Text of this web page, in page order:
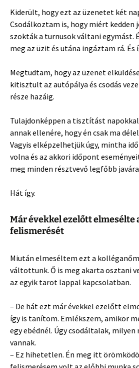
Kiderült, hogy ezt az üzenetet két
Csodálkoztam is, hogy miért kedden
szokták a turnusok váltani egymást.
meg az üzit és utána ingáztam rá.
Megtudtam, hogy az üzenet
kitisztult az autópálya és csodás
része hazáig.
Tulajdonképpen a tisztítást
annak ellenére, hogy én csak ma
Vagyis elképzelhetjük úgy, mintha
volna és az akkori időpont
meg minden résztvevő legfőbb
Hát így.
Már évekkel ezelőtt elmesélte
felismerését
Miután elmeséltem ezt a
váltottunk. Ő is meg akarta osztani
az egyik tarot lappal kapcsolatban.
– De hát ezt már évekkel ezelőtt
így is tanítom. Emlékszem, amikor
egy ebédnél. Úgy csodáltalak,
vannak.
– Ez hihetetlen. Én meg itt